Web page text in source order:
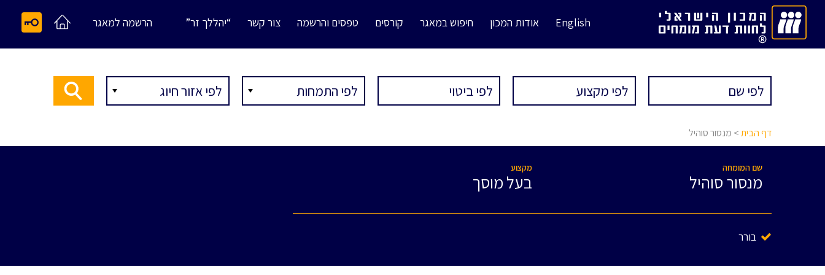
English אודות המכון חיפוש במאגר קורסים טפסים והרשמה צור קשר “יהללך זר” הרשמה למאגר
דף הבית> מנסור סוהיל
שם המומחה
מנסור סוהיל
מקצוע
בעל מוסך
בורר